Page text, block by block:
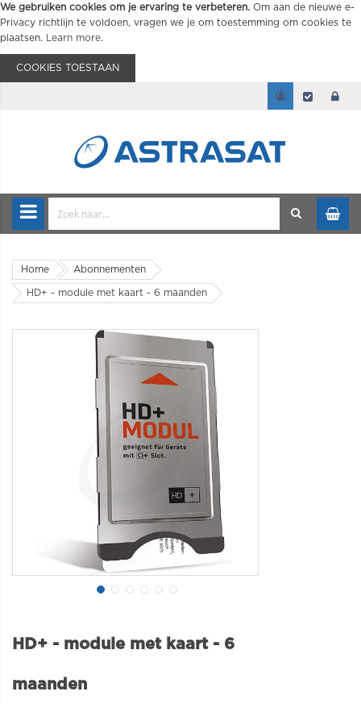
We gebruiken cookies om je ervaring te verbeteren. Om aan de nieuwe e-
Privacy richtlijn te voldoen, vragen we je om toestemming om cookies te
plaatsen.
Learn more.
COOKIES TOESTAAN
Home Abonnementen
HD+ - module met kaart - 6 maanden
HD+ - module met kaart - 6
maanden